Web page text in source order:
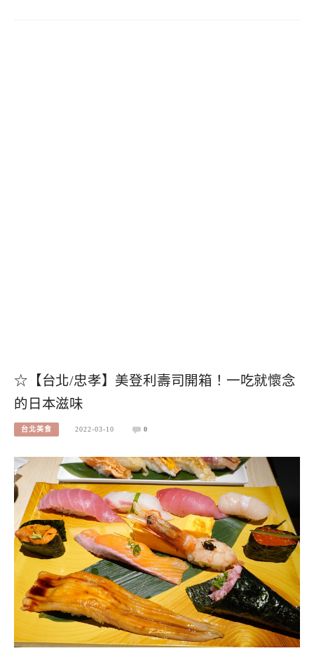
☆【台北/忠孝】美登利壽司開箱！一吃就懷念
的日本滋味
台北美食 2022-03-10 0